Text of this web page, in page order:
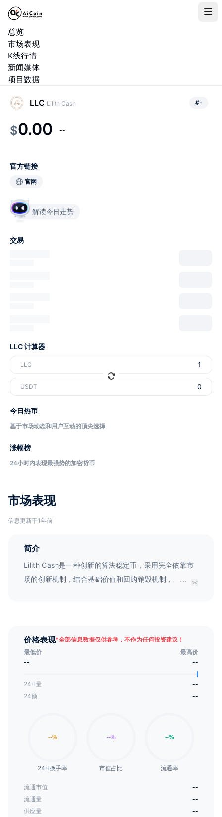
总览
市场表现
K线行情
新闻媒体
项目数据
市场表现
信息更新于1年前
简介
Lilith Cash是一种创新的算法稳定币，采用完全依靠市
场的创新机制，结合基础价值和回购销毁机制，从而实
务于社区，使Lilith Cash成为广泛采用的去中心化稳定
币。Lilith Cash（$LLC）：一种稳定币，旨在保持价值
与1美元挂钩。
...
价格表现*全部信息数据仅供参考，不作为任何投资建议！
最低价
最高价
--
--
24H量
--
24额
--
24H换手率 市值占比 流通率
流通市值
--
流通量
--
供应量
--
LLC Lilith Cash #-
$0.00 --
官方链接
官网
解读今日走势
交易
LLC 计算器
LLC
USDT
今日热币
基于市场动态和用户互动的顶尖选择
涨幅榜
24小时内表现最强势的加密货币